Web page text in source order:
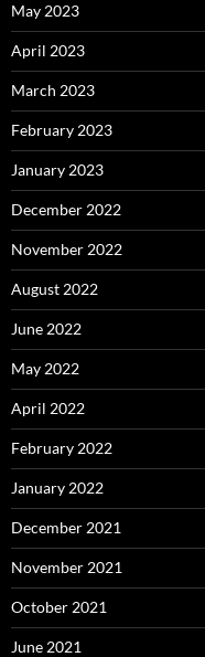
May 2023
April 2023
March 2023
February 2023
January 2023
December 2022
November 2022
August 2022
June 2022
May 2022
April 2022
February 2022
January 2022
December 2021
November 2021
October 2021
June 2021